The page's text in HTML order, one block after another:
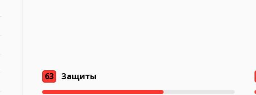
63 Защиты